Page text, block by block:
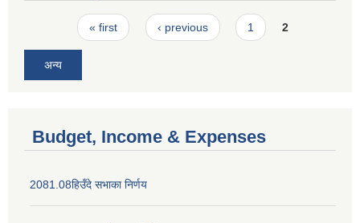
Pages« first ‹ previous 1 2
अन्य
Budget, Income & Expenses
2081.08हिउँदे सभाका निर्णय